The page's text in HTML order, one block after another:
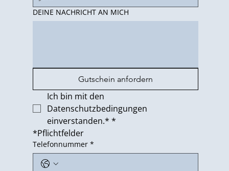
DEINE NACHRICHT AN MICH
Gutschein anfordern
Ich bin mit den
Datenschutzbedingungen
einverstanden.* *
*Pflichtfelder
Telefonnummer *